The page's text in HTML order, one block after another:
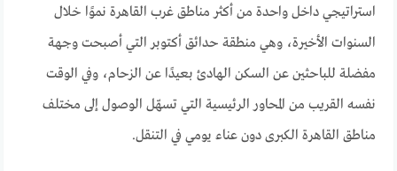
استراتيجي داخل واحدة من أكثر مناطق غرب القاهرة نموًا خلال
السنوات الأخيرة، وهي منطقة حدائق أكتوبر التي أصبحت وجهة
مفضلة للباحثين عن السكن الهادئ بعيدًا عن الزحام، وفي الوقت
نفسه القريب من المحاور الرئيسية التي تسهّل الوصول إلى مختلف
مناطق القاهرة الكبرى دون عناء يومي في التنقل.